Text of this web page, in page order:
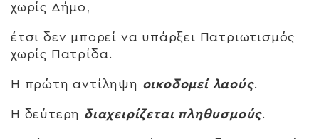
χωρίς Δήμο,
έτσι δεν μπορεί να υπάρξει Πατριωτισμός
χωρίς Πατρίδα.
Η πρώτη αντίληψη οικοδομεί λαούς.
Η δεύτερη διαχειρίζεται πληθυσμούς.